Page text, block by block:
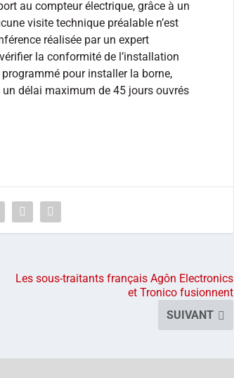
au compteur électrique, grâce à un
visite technique préalable n’est
réalisée par un expert
la conformité de l’installation
pour installer la borne,
délai maximum de 45 jours ouvrés
Les sous-traitants français Agôn Electronics
et Tronico fusionnent
SUIVANT